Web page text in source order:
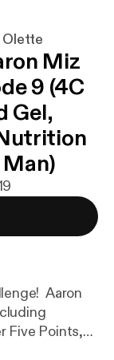
Miz
9 (4C
Gel,
Aaron
Five Points,